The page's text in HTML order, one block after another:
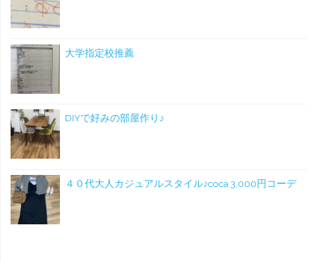
大学指定校推薦
DIYで好みの部屋作り♪
４０代大人カジュアルスタイル♪coca 3,000円コーデ